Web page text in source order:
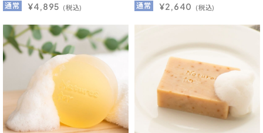
通常 ¥4,895 (税込) 通常 ¥2,640 (税込)